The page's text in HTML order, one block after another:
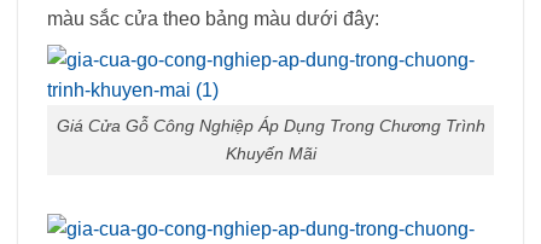
màu sắc cửa theo bảng màu dưới đây:
Giá Cửa Gỗ Công Nghiệp Áp Dụng Trong Chương Trình
Khuyến Mãi